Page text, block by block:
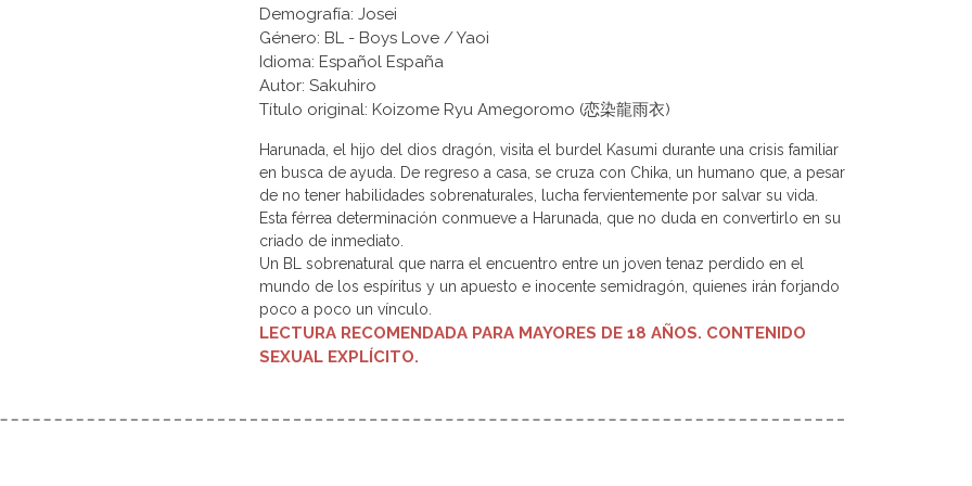
Demografía: Josei
Género: BL - Boys Love / Yaoi
Idioma: Español España
Autor: Sakuhiro
Título original: Koizome Ryu Amegoromo (恋染龍雨衣)
Harunada, el hijo del dios dragón, visita el burdel Kasumi durante una crisis familiar
en busca de ayuda. De regreso a casa, se cruza con Chika, un humano que, a pesar
de no tener habilidades sobrenaturales, lucha fervientemente por salvar su vida.
Esta férrea determinación conmueve a Harunada, que no duda en convertirlo en su
criado de inmediato.
Un BL sobrenatural que narra el encuentro entre un joven tenaz perdido en el
mundo de los espíritus y un apuesto e inocente semidragón, quienes irán forjando
poco a poco un vínculo.
LECTURA RECOMENDADA PARA MAYORES DE 18 AÑOS. CONTENIDO
SEXUAL EXPLÍCITO.